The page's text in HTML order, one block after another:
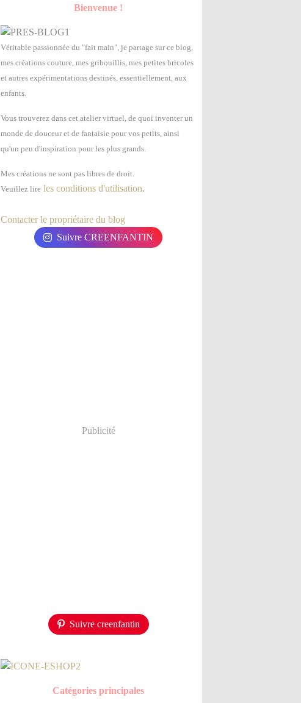
Bienvenue !
Véritable passionnée du "fait main", je partage sur ce blog,
mes créations couture, mes gribouillis, mes petites bricoles
et autres expérimentations destinés, essentiellement, aux
enfants.
Vous trouverez dans cet atelier virtuel, de quoi inventer un
monde de douceur et de fantaisie pour vos petits, ainsi
qu'un peu d'inspiration pour les plus grands.
Mes créations ne sont pas libres de droit.
Veuillez lire les conditions d'utilisation.
Contacter le propriétaire du blog
Suivre CREENFANTIN
Publicité
Suivre creenfantin
Catégories principales